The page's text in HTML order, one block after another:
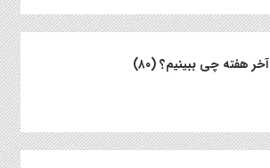
آخر هفته چی ببینیم؟ (۸۰)